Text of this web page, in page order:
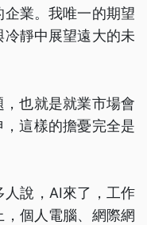
業。我唯一的期望
靜中展望遠大的未
也就是就業市場會
這樣的擔憂完全是
說，AI來了，工作
個人電腦、網際網